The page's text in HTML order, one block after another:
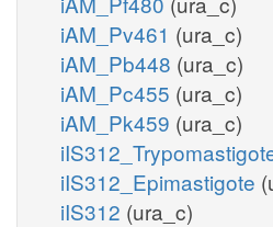
iAM_Pv461 (ura_c)
iAM_Pb448 (ura_c)
iAM_Pc455 (ura_c)
iAM_Pk459 (ura_c)
iIS312_Epimastigote
iIS312 (ura_c)